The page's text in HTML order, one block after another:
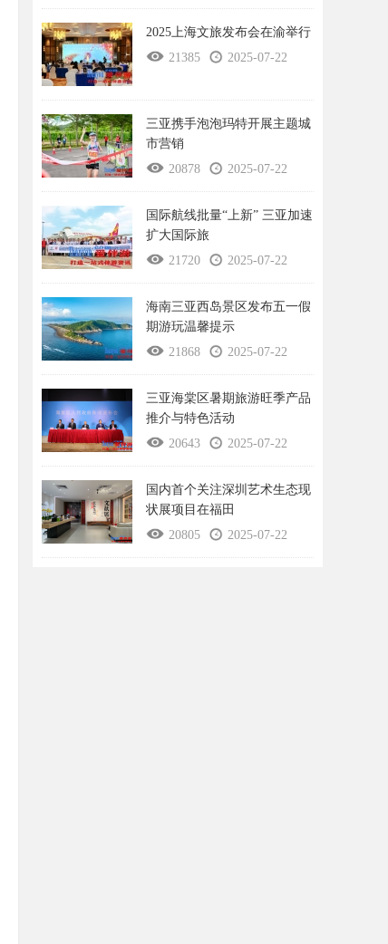
2025上海文旅发布会在渝举行
21385
2025-07-22
三亚携手泡泡玛特开展主题城
市营销
20878
2025-07-22
国际航线批量“上新” 三亚加速
扩大国际旅
21720
2025-07-22
海南三亚西岛景区发布五一假
期游玩温馨提示
21868
2025-07-22
三亚海棠区暑期旅游旺季产品
推介与特色活动
20643
2025-07-22
国内首个关注深圳艺术生态现
状展项目在福田
20805
2025-07-22